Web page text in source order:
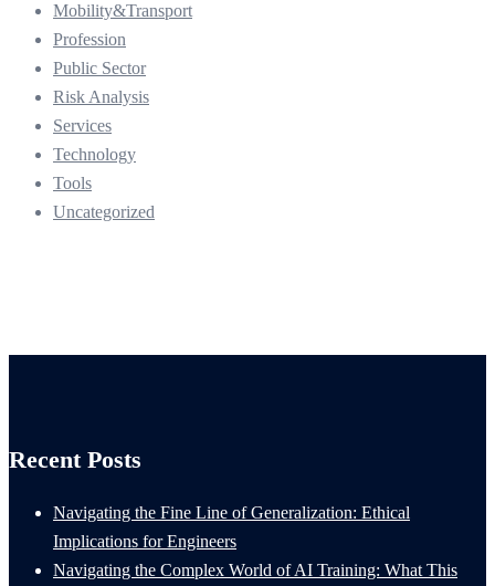
Mobility&Transport
Profession
Public Sector
Risk Analysis
Services
Technology
Tools
Uncategorized
Recent Posts
Navigating the Fine Line of Generalization: Ethical
Implications for Engineers
Navigating the Complex World of AI Training: What This